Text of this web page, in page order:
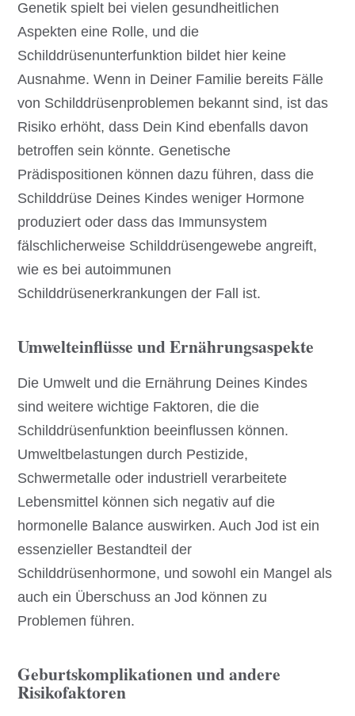
Genetik spielt bei vielen gesundheitlichen
Aspekten eine Rolle, und die
Schilddrüsenunterfunktion bildet hier keine
Ausnahme. Wenn in Deiner Familie bereits Fälle
von Schilddrüsenproblemen bekannt sind, ist das
Risiko erhöht, dass Dein Kind ebenfalls davon
betroffen sein könnte. Genetische
Prädispositionen können dazu führen, dass die
Schilddrüse Deines Kindes weniger Hormone
produziert oder dass das Immunsystem
fälschlicherweise Schilddrüsengewebe angreift,
wie es bei autoimmunen
Schilddrüsenerkrankungen der Fall ist.
Umwelteinflüsse und Ernährungsaspekte
Die Umwelt und die Ernährung Deines Kindes
sind weitere wichtige Faktoren, die die
Schilddrüsenfunktion beeinflussen können.
Umweltbelastungen durch Pestizide,
Schwermetalle oder industriell verarbeitete
Lebensmittel können sich negativ auf die
hormonelle Balance auswirken. Auch Jod ist ein
essenzieller Bestandteil der
Schilddrüsenhormone, und sowohl ein Mangel als
auch ein Überschuss an Jod können zu
Problemen führen.
Geburtskomplikationen und andere
Risikofaktoren